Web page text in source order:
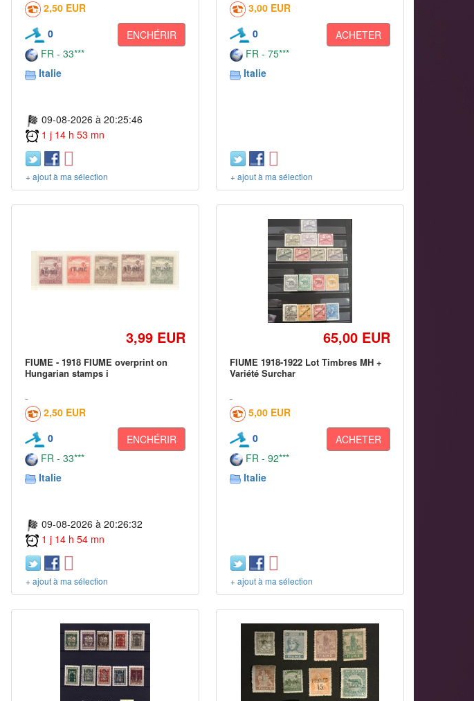
2,50 EUR
0
ENCHÉRIR
FR - 33***
Italie
09-08-2026 à 20:25:46
1 j 14 h 53 mn
+ ajout à ma sélection
3,00 EUR
0
ACHETER
FR - 75***
Italie
+ ajout à ma sélection
3,99 EUR
FIUME - 1918 FIUME overprint on
Hungarian stamps i
2,50 EUR
0
ENCHÉRIR
FR - 33***
Italie
09-08-2026 à 20:26:32
1 j 14 h 54 mn
+ ajout à ma sélection
65,00 EUR
FIUME 1918-1922 Lot Timbres MH +
Variété Surchar
5,00 EUR
0
ACHETER
FR - 92***
Italie
+ ajout à ma sélection